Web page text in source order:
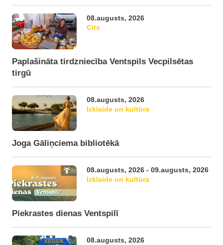
08.augusts, 2026
Cits
Paplašināta tirdzniecība Ventspils Vecpilsētas
tirgū
08.augusts, 2026
Izklaide un kultūra
Joga Gāliņciema bibliotēkā
08.augusts, 2026 - 09.augusts, 2026
Izklaide un kultūra
Piekrastes dienas Ventspilī
08.augusts, 2026